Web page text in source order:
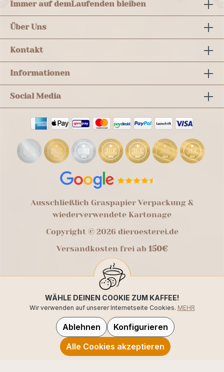
Immer auf demLaufenden bleiben
Über Uns
Kontakt
Informationen
Social Media
Ausschließlich Graspapier Verpackung &
wiederverwendete Kartonage
Copyright © 2026 dieroesterei.de
Versandkosten frei ab 150€
WÄHLE DEINEN COOKIE ZUM KAFFEE!
Wir verwenden auf unserer Internetseite Cookies. MEHR
Ablehnen
Konfigurieren
Alle Cookies akzeptieren